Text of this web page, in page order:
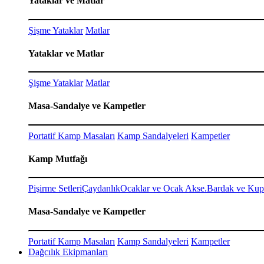
Şişme Yataklar Matlar
Yataklar ve Matlar
Şişme Yataklar Matlar
Masa-Sandalye ve Kampetler
Portatif Kamp Masaları Kamp Sandalyeleri Kampetler
Kamp Mutfağı
Pişirme SetleriÇaydanlıkOcaklar ve Ocak Akse.Bardak ve
Masa-Sandalye ve Kampetler
Portatif Kamp Masaları Kamp Sandalyeleri Kampetler
Dağcılık Ekipmanları